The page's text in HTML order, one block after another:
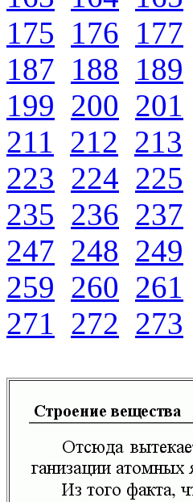
175 176 177
187 188 189
199 200 201
211 212 213
223 224 225
235 236 237
247 248 249
259 260 261
271 272 273